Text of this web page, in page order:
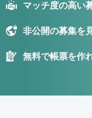
マッチ度の高い
非公開の募集を
無料で帳票を作